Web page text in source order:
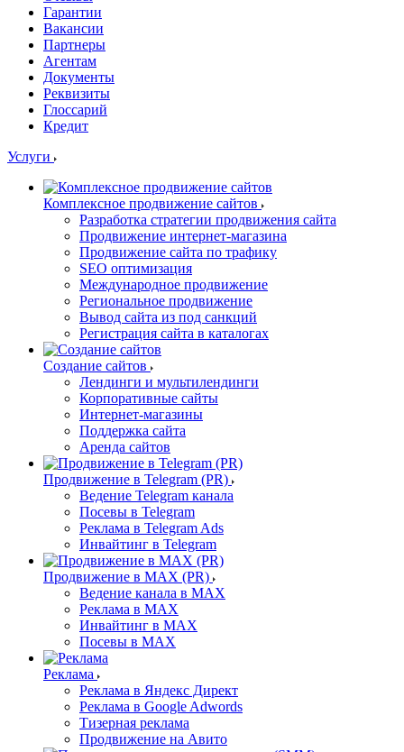
Гарантии
Вакансии
Партнеры
Агентам
Документы
Реквизиты
Глоссарий
Кредит
Услуги
Комплексное продвижение сайтов
Разработка стратегии продвижения сайта
Продвижение интернет-магазина
Продвижение сайта по трафику
SEO оптимизация
Международное продвижение
Региональное продвижение
Вывод сайта из под санкций
Регистрация сайта в каталогах
Создание сайтов
Лендинги и мультилендинги
Корпоративные сайты
Интернет-магазины
Поддержка сайта
Аренда сайтов
Продвижение в Telegram (PR)
Ведение Telegram канала
Посевы в Telegram
Реклама в Telegram Ads
Инвайтинг в Telegram
Продвижение в MAX (PR)
Ведение канала в MAX
Реклама в MAX
Инвайтинг в MAX
Посевы в MAX
Реклама
Реклама в Яндекс Директ
Реклама в Google Adwords
Тизерная реклама
Продвижение на Авито